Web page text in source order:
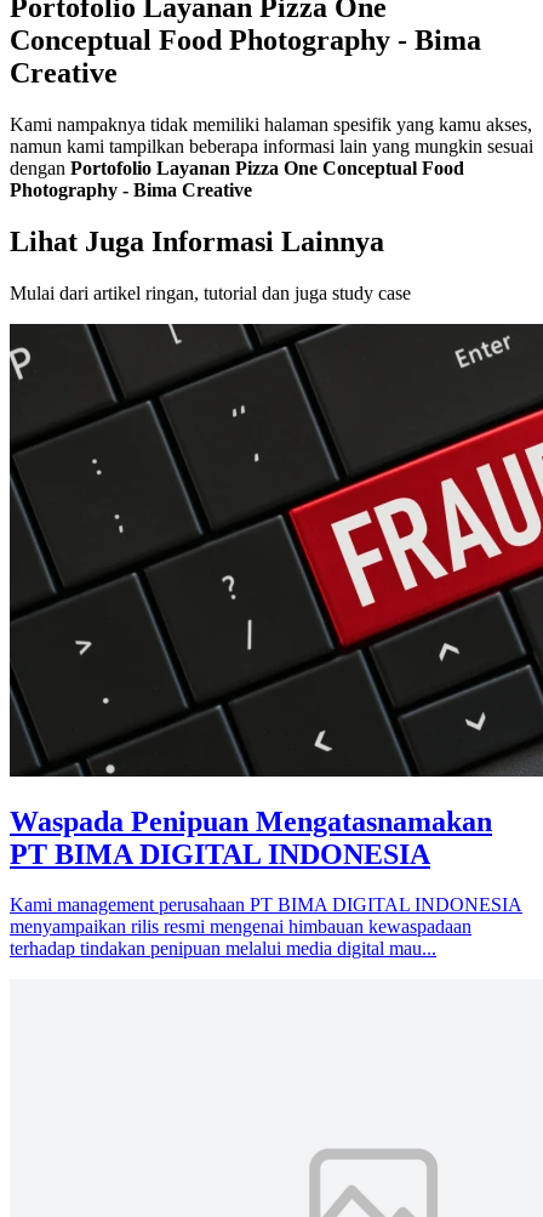
Portofolio Layanan Pizza One
Conceptual Food Photography - Bima
Creative
Kami nampaknya tidak memiliki halaman spesifik yang kamu akses,
namun kami tampilkan beberapa informasi lain yang mungkin sesuai
dengan Portofolio Layanan Pizza One Conceptual Food
Photography - Bima Creative
Lihat Juga Informasi Lainnya
Mulai dari artikel ringan, tutorial dan juga study case
Waspada Penipuan Mengatasnamakan
PT BIMA DIGITAL INDONESIA
Kami management perusahaan PT BIMA DIGITAL INDONESIA
menyampaikan rilis resmi mengenai himbauan kewaspadaan
terhadap tindakan penipuan melalui media digital mau...